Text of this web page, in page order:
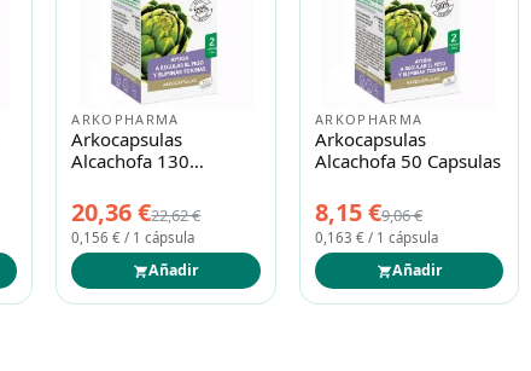
ARKOPHARMA
Arkocapsulas
Alcachofa 130
20,36 €22,62 €
0,156 € / 1 cápsula
Añadir
ARKOPHARMA
Arkocapsulas
Alcachofa 50 Capsulas
8,15 €9,06 €
0,163 € / 1 cápsula
Añadir